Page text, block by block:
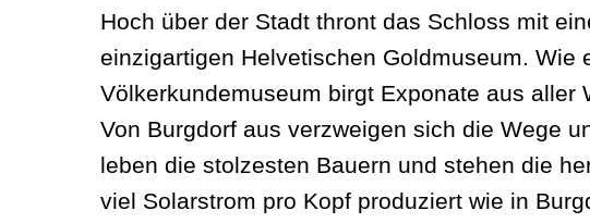
Hoch über der Stadt thront das Schloss mit
einzigartigen Helvetischen Goldmuseum.
Völkerkundemuseum birgt Exponate aus
Von Burgdorf aus verzweigen sich die Wege
leben die stolzesten Bauern und stehen die
viel Solarstrom pro Kopf produziert wie in